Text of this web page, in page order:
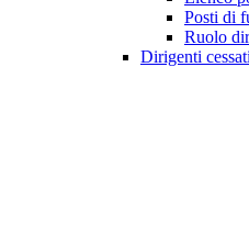
Posti di
Ruolo
Dirigenti cessati